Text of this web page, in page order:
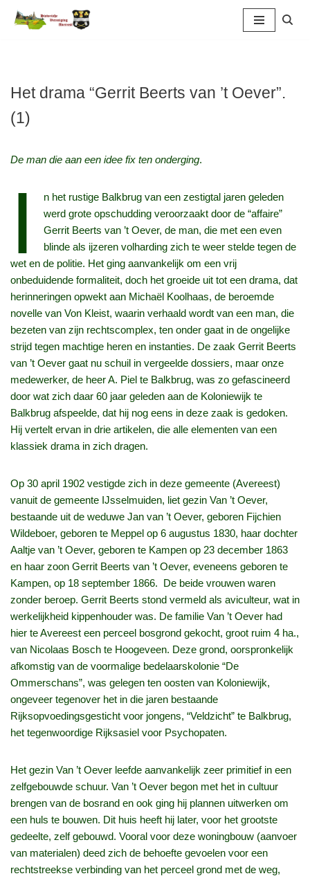
inhoud
Het drama “Gerrit Beerts van ’t Oever”.
(1)
De man die aan een idee fix ten onderging.
I
n het rustige Balkbrug van een zestigtal jaren geleden
werd grote opschudding veroorzaakt door de “affaire”
Gerrit Beerts van ’t Oever, de man, die met een even
blinde als ijzeren volharding zich te weer stelde tegen de
wet en de politie. Het ging aanvankelijk om een vrij
onbeduidende formaliteit, doch het groeide uit tot een drama, dat
herinneringen opwekt aan Michaël Koolhaas, de beroemde
novelle van Von Kleist, waarin verhaald wordt van een man, die
bezeten van zijn rechtscomplex, ten onder gaat in de ongelijke
strijd tegen machtige heren en instanties. De zaak Gerrit Beerts
van ’t Oever gaat nu schuil in vergeelde dossiers, maar onze
medewerker, de heer A. Piel te Balkbrug, was zo gefascineerd
door wat zich daar 60 jaar geleden aan de Koloniewijk te
Balkbrug afspeelde, dat hij nog eens in deze zaak is gedoken.
Hij vertelt ervan in drie artikelen, die alle elementen van een
klassiek drama in zich dragen.
Op 30 april 1902 vestigde zich in deze gemeente (Avereest)
vanuit de gemeente IJsselmuiden, liet gezin Van ’t Oever,
bestaande uit de weduwe Jan van ’t Oever, geboren Fijchien
Wildeboer, geboren te Meppel op 6 augustus 1830, haar dochter
Aaltje van ’t Oever, geboren te Kampen op 23 december 1863
en haar zoon Gerrit Beerts van ’t Oever, eveneens geboren te
Kampen, op 18 september 1866. De beide vrouwen waren
zonder beroep. Gerrit Beerts stond vermeld als aviculteur, wat in
werkelijkheid kippenhouder was. De familie Van ’t Oever had
hier te Avereest een perceel bosgrond gekocht, groot ruim 4 ha.,
van Nicolaas Bosch te Hoogeveen. Deze grond, oorspronkelijk
afkomstig van de voormalige bedelaarskolonie “De
Ommerschans”, was gelegen ten oosten van Koloniewijk,
ongeveer tegenover het in die jaren bestaande
Rijksopvoedingsgesticht voor jongens, “Veldzicht” te Balkbrug,
het tegenwoordige Rijksasiel voor Psychopaten.
Het gezin Van ’t Oever leefde aanvankelijk zeer primitief in een
zelfgebouwde schuur. Van ’t Oever begon met het in cultuur
brengen van de bosrand en ook ging hij plannen uitwerken om
een huls te bouwen. Dit huis heeft hij later, voor het grootste
gedeelte, zelf gebouwd. Vooral voor deze woningbouw (aanvoer
van materialen) deed zich de behoefte gevoelen voor een
rechtstreekse verbinding van het perceel grond met de weg,